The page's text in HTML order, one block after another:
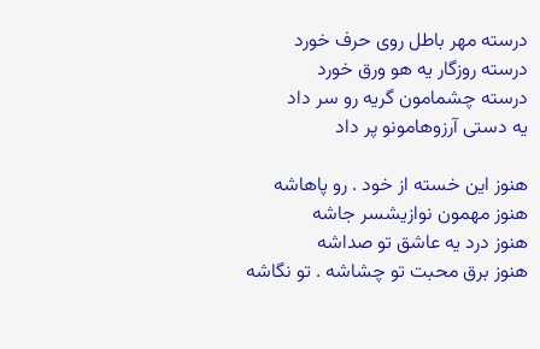
درسته مهر باطل روی حرف خورد
درسته روزگار یه هو ورق خورد
درسته چشمامون گریه رو سر داد
یه دستی آرزوهامونو پر داد
هنوز این خسته از خود . رو پاهاشه
هنوز مهمون نوازیشسر جاشه
هنوز درد یه عاشق تو صداشه
هنوز برق محبت تو چشاشه . تو نگاشه